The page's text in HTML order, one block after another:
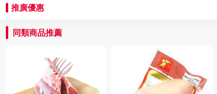
推廣優惠
同類商品推薦